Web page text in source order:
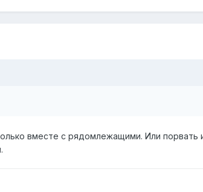
вместе с рядомлежащими. Или порвать